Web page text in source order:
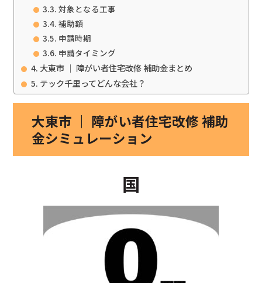
対象となる工事
補助額
申請時期
申請タイミング
大東市 ｜ 障がい者住宅改修 補助金まとめ
テック千里ってどんな会社？
大東市 ｜ 障がい者住宅改修 補助
金シミュレーション
国